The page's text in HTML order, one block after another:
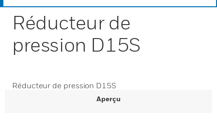
Réducteur de
pression D15S
Réducteur de pression D15S
Aperçu